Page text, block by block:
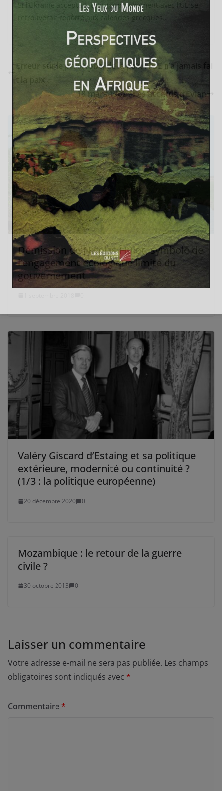
Si l’Ukraine acceptait, tout rapprochement avec l’UE se
retrouverait reporté aux calendes grecques…
Erreur sur le prix Nobel de la paix : l’UE n’a jamais fai
t la paix
18 mars 1962 : Les accords d’Evian
Démission de Nicolas Hulot, symbole de
l’engagement écologique limité du
gouvernement
Valéry Giscard d’Estaing et sa politique
extérieure, modernité ou continuité ?
(1/3 : la politique européenne)
20 décembre 2020 0
Mozambique : le retour de la guerre
civile ?
30 octobre 2013 0
Laisser un commentaire
Votre adresse e-mail ne sera pas publiée. Les champs
obligatoires sont indiqués avec *
Commentaire*